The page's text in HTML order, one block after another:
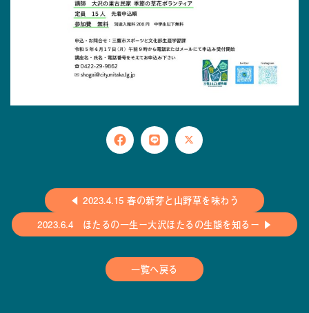
◀ 2023.4.15 春の新芽と山野草を味わう
2023.6.4 ほたるの一生ー大沢ほたるの生態を知るー ▶
一覧へ戻る